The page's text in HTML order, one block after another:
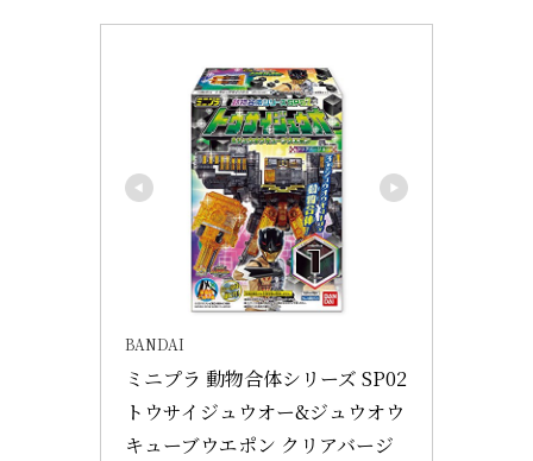
BANDAI
ミニプラ 動物合体シリーズ SP02
トウサイジュウオー&ジュウオウ
キューブウエポン クリアバージ